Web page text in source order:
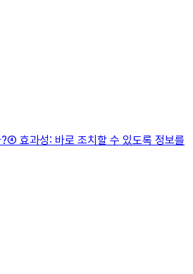
효과성: 바로 조치할 수 있도록 정보를